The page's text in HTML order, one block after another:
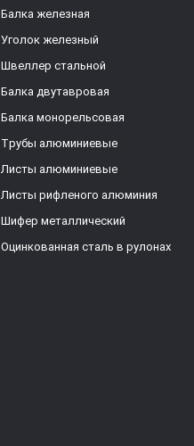
Балка железная
Уголок железный
Швеллер стальной
Балка двутавровая
Балка монорельсовая
Трубы алюминиевые
Листы алюминиевые
Листы рифленого алюминия
Шифер металлический
Оцинкованная сталь в рулонах